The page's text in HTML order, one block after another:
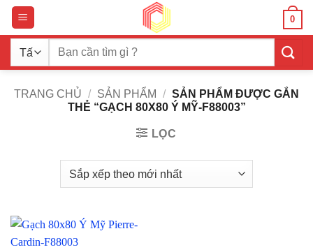
Bỏ
qua
nội
dung
0
Tìm
TRANG CHỦ / SẢN PHẨM / SẢN PHẨM ĐƯỢC GẮN
THẺ “GẠCH 80X80 Ý MỸ-F88003”
LỌC